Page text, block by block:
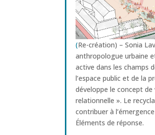
(Re-création) – Sonia
anthropologue urbaine
active dans les champs
l’espace public et de la
développe le concept de
relationnelle ». Le
contribuer à
Éléments de réponse.